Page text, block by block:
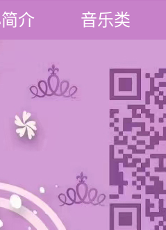
介 音乐类